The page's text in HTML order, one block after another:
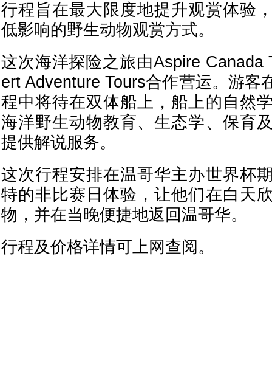
行程旨在最大限度地提升观赏体验
低影响的野生动物观赏方式。
这次海洋探险之旅由Aspire Canada
ert Adventure Tours合作营运。游客
程中将待在双体船上，船上的自然
海洋野生动物教育、生态学、保育
提供解说服务。
这次行程安排在温哥华主办世界杯
特的非比赛日体验，让他们在白天
物，并在当晚便捷地返回温哥华。
行程及价格详情可上网查阅。